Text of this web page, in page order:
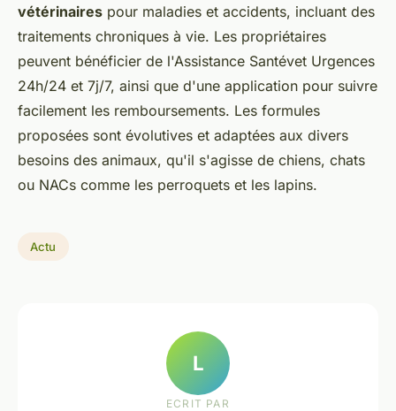
vétérinaires pour maladies et accidents, incluant des
traitements chroniques à vie. Les propriétaires
peuvent bénéficier de l'Assistance Santévet Urgences
24h/24 et 7j/7, ainsi que d'une application pour suivre
facilement les remboursements. Les formules
proposées sont évolutives et adaptées aux divers
besoins des animaux, qu'il s'agisse de chiens, chats
ou NACs comme les perroquets et les lapins.
Actu
L
ECRIT PAR